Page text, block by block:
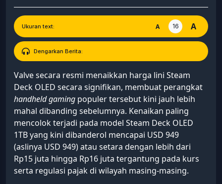
Ukuran text: A 16 A
Dengarkan Berita:
Valve secara resmi menaikkan harga lini Steam
Deck OLED secara signifikan, membuat perangkat
handheld gaming populer tersebut kini jauh lebih
mahal dibanding sebelumnya. Kenaikan paling
mencolok terjadi pada model Steam Deck OLED
1TB yang kini dibanderol mencapai USD 949
(aslinya USD 949) atau setara dengan lebih dari
Rp15 juta hingga Rp16 juta tergantung pada kurs
serta regulasi pajak di wilayah masing-masing.